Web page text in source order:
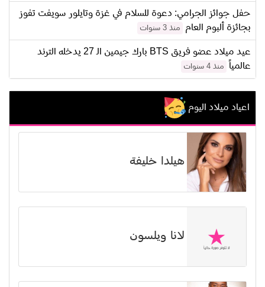
حفل جوائز الجرامي: دعوة للسلام في غزة وتايلور سويفت تفوز
بجائزة ألبوم العام
منذ 3 سنوات
عيد ميلاد عضو فريق BTS بارك جيمين الـ 27 يدخله الترند
عالمياً
منذ 4 سنوات
اعياد ميلاد اليوم
هيلدا خليفة
لانا ويلسون